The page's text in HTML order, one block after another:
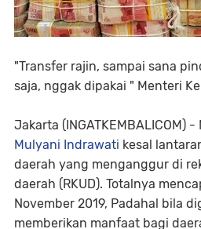
"Transfer rajin, sampai sana
saja, nggak dipakai " Menteri
Jakarta (INGATKEMBALICOM)
Mulyani Indrawati kesal
daerah yang menganggur di
daerah (RKUD). Totalnya
November 2019, Padahal bila
memberikan manfaat bagi